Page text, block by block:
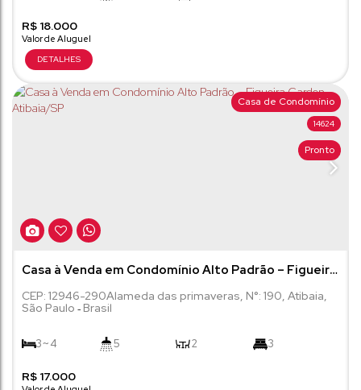
R$ 18.000
4
14624
Casa de Condomínio
Pronto
Casa à Venda em Condomínio Alto Padrão – Figueira
Garden, Atibaia/SP
R$ 17.000
CEP: 12946-290Alameda das primaveras, N°: 190, Atibaia,
São Paulo
Brasil
3 ~ 4 5 2 3
4